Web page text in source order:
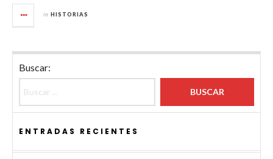
in HISTORIAS
Buscar:
ENTRADAS RECIENTES